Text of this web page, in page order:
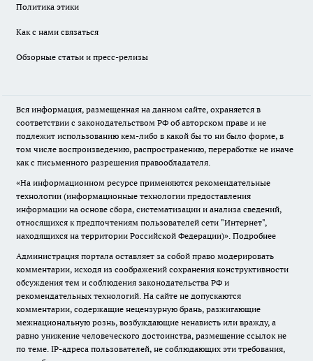
Политика этики
Как с нами связаться
Обзорные статьи и пресс-релизы
Вся информация, размещенная на данном сайте, охраняется в
соответствии с законодательством РФ об авторском праве и не
подлежит использованию кем-либо в какой бы то ни было форме, в
том числе воспроизведению, распространению, переработке не иначе
как с письменного разрешения правообладателя.
«На информационном ресурсе применяются рекомендательные
технологии (информационные технологии предоставления
информации на основе сбора, систематизации и анализа сведений,
относящихся к предпочтениям пользователей сети "Интернет",
находящихся на территории Российской Федерации)». Подробнее
Администрация портала оставляет за собой право модерировать
комментарии, исходя из соображений сохранения конструктивности
обсуждения тем и соблюдения законодательства РФ и
рекомендательных технологий. На сайте не допускаются
комментарии, содержащие нецензурную брань, разжигающие
межнациональную рознь, возбуждающие ненависть или вражду, а
равно унижение человеческого достоинства, размещение ссылок не
по теме. IP-адреса пользователей, не соблюдающих эти требования,